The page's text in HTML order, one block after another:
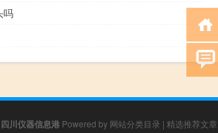
吗
四川仪器信息港Powered by 网站分类目录 | 精选推荐文章